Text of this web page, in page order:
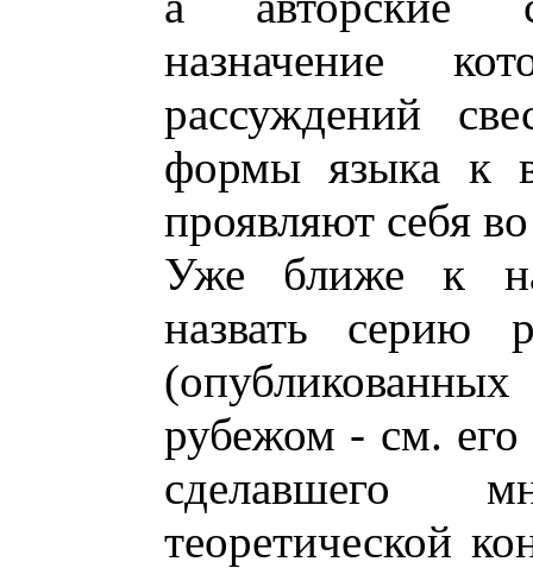
назначение
рассуждений
формы языка к
проявляют себя
Уже ближе к
назвать
рубежом - см.
сделавшего
теоретической